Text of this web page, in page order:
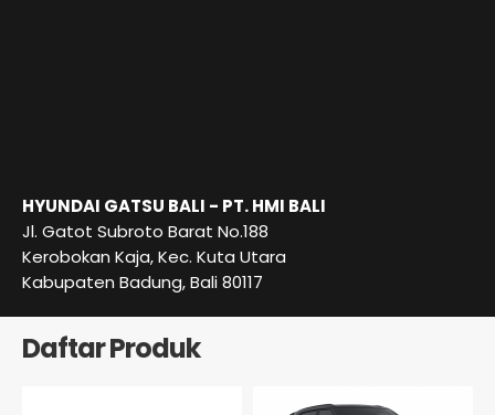
HYUNDAI GATSU BALI - PT. HMI BALI
Jl. Gatot Subroto Barat No.188
Kerobokan Kaja, Kec. Kuta Utara
Kabupaten Badung, Bali 80117
Daftar Produk